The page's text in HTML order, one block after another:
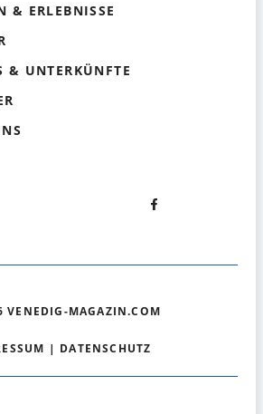
& ERLEBNISSE
& UNTERKÜNFTE
VENEDIG-MAGAZIN.COM
| DATENSCHUTZ